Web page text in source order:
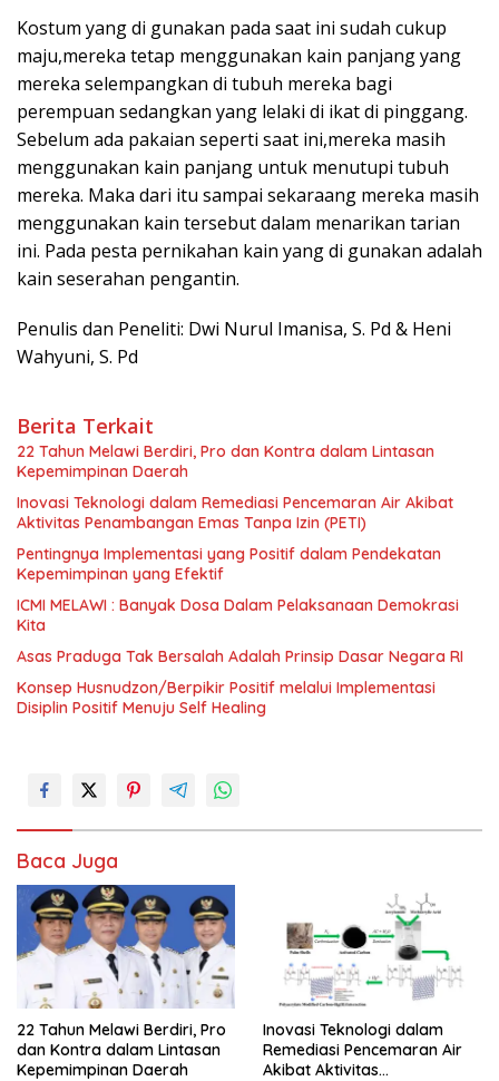
Kostum yang di gunakan pada saat ini sudah cukup
maju,mereka tetap menggunakan kain panjang yang
mereka selempangkan di tubuh mereka bagi
perempuan sedangkan yang lelaki di ikat di pinggang.
Sebelum ada pakaian seperti saat ini,mereka masih
menggunakan kain panjang untuk menutupi tubuh
mereka. Maka dari itu sampai sekaraang mereka masih
menggunakan kain tersebut dalam menarikan tarian
ini. Pada pesta pernikahan kain yang di gunakan adalah
kain seserahan pengantin.
Penulis dan Peneliti: Dwi Nurul Imanisa, S. Pd & Heni
Wahyuni, S. Pd
Berita Terkait
22 Tahun Melawi Berdiri, Pro dan Kontra dalam Lintasan
Kepemimpinan Daerah
Inovasi Teknologi dalam Remediasi Pencemaran Air Akibat
Aktivitas Penambangan Emas Tanpa Izin (PETI)
Pentingnya Implementasi yang Positif dalam Pendekatan
Kepemimpinan yang Efektif
ICMI MELAWI : Banyak Dosa Dalam Pelaksanaan Demokrasi
Kita
Asas Praduga Tak Bersalah Adalah Prinsip Dasar Negara RI
Konsep Husnudzon/Berpikir Positif melalui Implementasi
Disiplin Positif Menuju Self Healing
Baca Juga
22 Tahun Melawi Berdiri, Pro
dan Kontra dalam Lintasan
Kepemimpinan Daerah
Inovasi Teknologi dalam
Remediasi Pencemaran Air
Akibat Aktivitas